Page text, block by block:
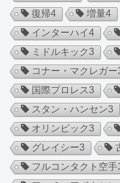
復帰4 増量4
インターハイ4
ミドルキック3
コナー・マクレガー
国際プロレス3
スタン・ハンセン3
オリンピック3
グレイシー3
フルコンタクト空手